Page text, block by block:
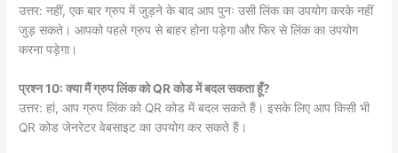
उत्तर: नहीं, एक बार ग्रुप में जुड़ने के बाद आप पुनः उसी लिंक का उपयोग करके नहीं
जुड़ सकते। आपको पहले ग्रुप से बाहर होना पड़ेगा और फिर से लिंक का उपयोग
करना पड़ेगा।
प्रश्न 10: क्या मैं ग्रुप लिंक को QR कोड में बदल सकता हूँ?
उत्तर: हां, आप ग्रुप लिंक को QR कोड में बदल सकते हैं। इसके लिए आप किसी भी
QR कोड जेनरेटर वेबसाइट का उपयोग कर सकते हैं।